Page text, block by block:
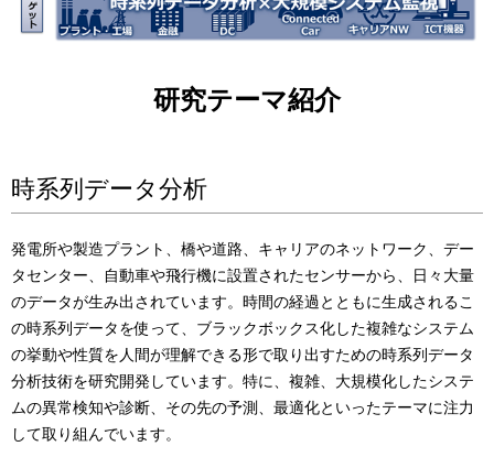
研究テーマ紹介
時系列データ分析
発電所や製造プラント、橋や道路、キャリアのネットワーク、デー
タセンター、自動車や飛行機に設置されたセンサーから、日々大量
のデータが生み出されています。時間の経過とともに生成されるこ
の時系列データを使って、ブラックボックス化した複雑なシステム
の挙動や性質を人間が理解できる形で取り出すための時系列データ
分析技術を研究開発しています。特に、複雑、大規模化したシステ
ムの異常検知や診断、その先の予測、最適化といったテーマに注力
して取り組んでいます。